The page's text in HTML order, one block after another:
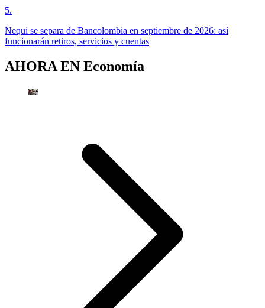
5.
Nequi se separa de Bancolombia en septiembre de 2026: así
funcionarán retiros, servicios y cuentas
AHORA EN Economía